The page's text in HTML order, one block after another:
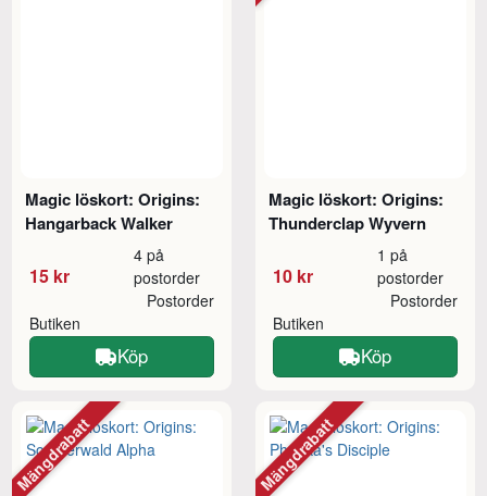
Magic löskort: Origins:
Hangarback Walker
15 kr
4 på
postorder
Butiken
Postorder
Köp
Magic löskort: Origins:
Thunderclap Wyvern
10 kr
1 på
postorder
Butiken
Postorder
Köp
Mängdrabatt Mängdrabatt